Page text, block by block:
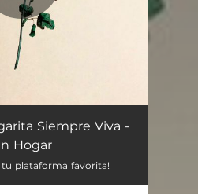
Siempre Viva -
Hogar
tu plataforma favorita!